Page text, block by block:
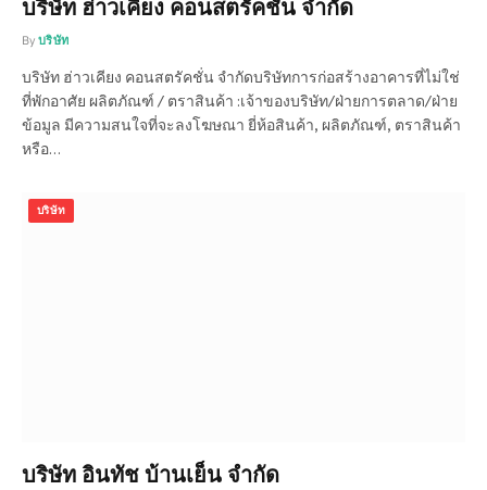
บริษัท ฮ่าวเคียง คอนสตรัคชั่น จำกัด
By บริษัท
บริษัท ฮ่าวเคียง คอนสตรัคชั่น จำกัดบริษัทการก่อสร้างอาคารที่ไม่ใช่
ที่พักอาศัย ผลิตภัณฑ์ / ตราสินค้า :เจ้าของบริษัท/ฝ่ายการตลาด/ฝ่าย
ข้อมูล มีความสนใจที่จะลงโฆษณา ยี่ห้อสินค้า, ผลิตภัณฑ์, ตราสินค้า
หรือ…
บริษัท
บริษัท อินทัช บ้านเย็น จำกัด